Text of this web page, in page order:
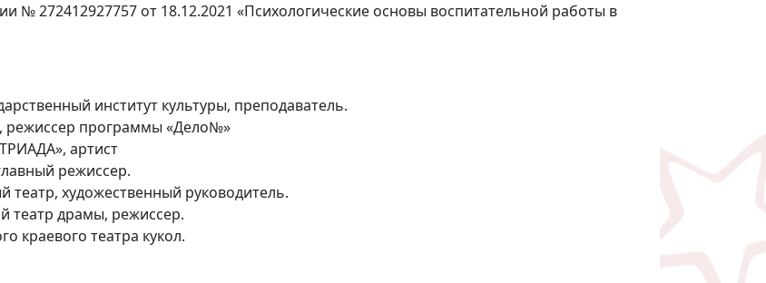
№ 272412927757 от 18.12.2021 «Психологические основы воспитательной работы в
институт культуры, преподаватель.
режиссер программы «Дело№»
артист
режиссер.
театр, художественный руководитель.
театр драмы, режиссер.
краевого театра кукол.